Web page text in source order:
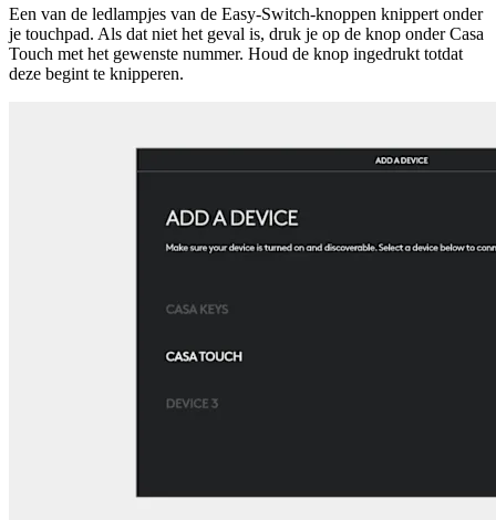
Een van de ledlampjes van de Easy-Switch-knoppen knippert onder
je touchpad. Als dat niet het geval is, druk je op de knop onder Casa
Touch met het gewenste nummer. Houd de knop ingedrukt totdat
deze begint te knipperen.